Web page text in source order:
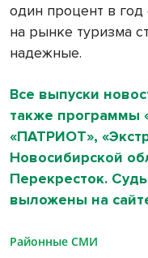
один процент в
на рынке туризма
надежные.
Все выпуски
также программы
«ПАТРИОТ»,
Новосибирской
Перекресток.
выложены на
Районные СМИ